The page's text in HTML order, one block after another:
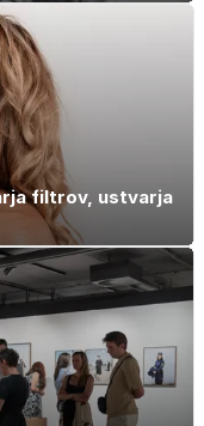
filtrov, ustvarja